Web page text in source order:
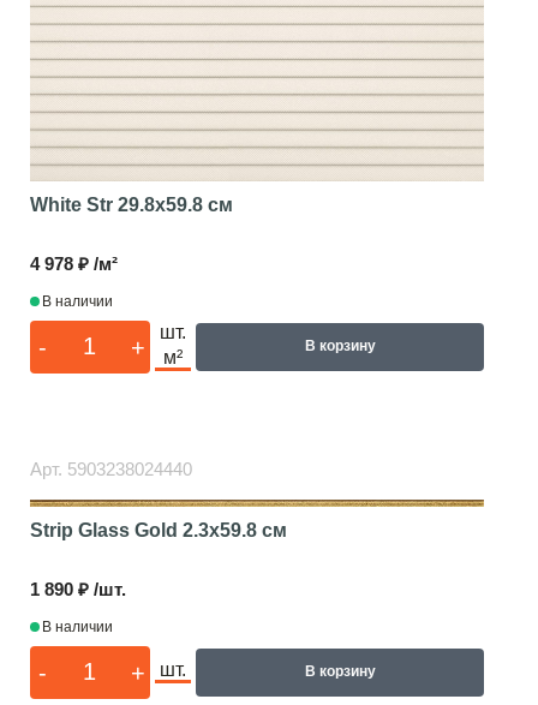
White Str 29.8x59.8 см
4 978 ₽ /м²
В наличии
- +
шт.
м²
В корзину
Арт. 5903238024440
Strip Glass Gold 2.3x59.8 см
1 890 ₽ /шт.
В наличии
- + шт. В корзину